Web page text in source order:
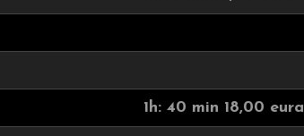
1h: 40 min 18,00 eura